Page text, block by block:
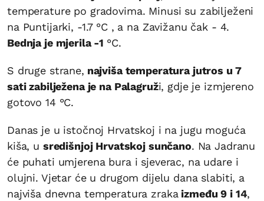
temperature po gradovima. Minusi su zabilježeni
na Puntijarki, -1.7 °C , a na Zavižanu čak - 4.
Bednja je mjerila -1 °C.
S druge strane, najviša temperatura jutros u 7
sati zabilježena je na Palagruži, gdje je izmjereno
gotovo 14 °C.
Danas je u istočnoj Hrvatskoj i na jugu moguća
kiša, u središnjoj Hrvatskoj sunčano. Na Jadranu
će puhati umjerena bura i sjeverac, na udare i
olujni. Vjetar će u drugom dijelu dana slabiti, a
najviša dnevna temperatura zrakaizmeđu 9 i 14,